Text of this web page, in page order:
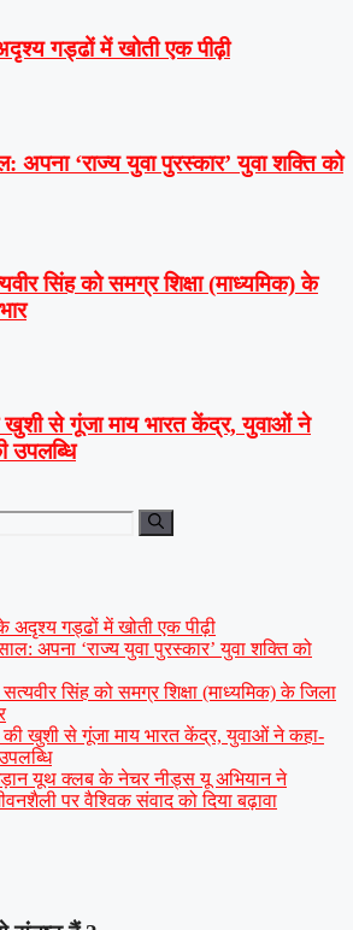
गड्ढों में खोती एक पीढ़ी
अपना ‘राज्य युवा पुरस्कार’ युवा शक्ति को
सिंह को समग्र शिक्षा (माध्यमिक) के
खुशी से गूंजा माय भारत केंद्र, युवाओं ने
उपलब्धि
गड्ढों में खोती एक पीढ़ी
अपना ‘राज्य युवा पुरस्कार’ युवा शक्ति को
सत्यवीर सिंह को समग्र शिक्षा (माध्यमिक) के जिला
की खुशी से गूंजा माय भारत केंद्र, युवाओं ने कहा-
यूथ क्लब के नेचर नीड्स यू अभियान ने
पर वैश्विक संवाद को दिया बढ़ावा